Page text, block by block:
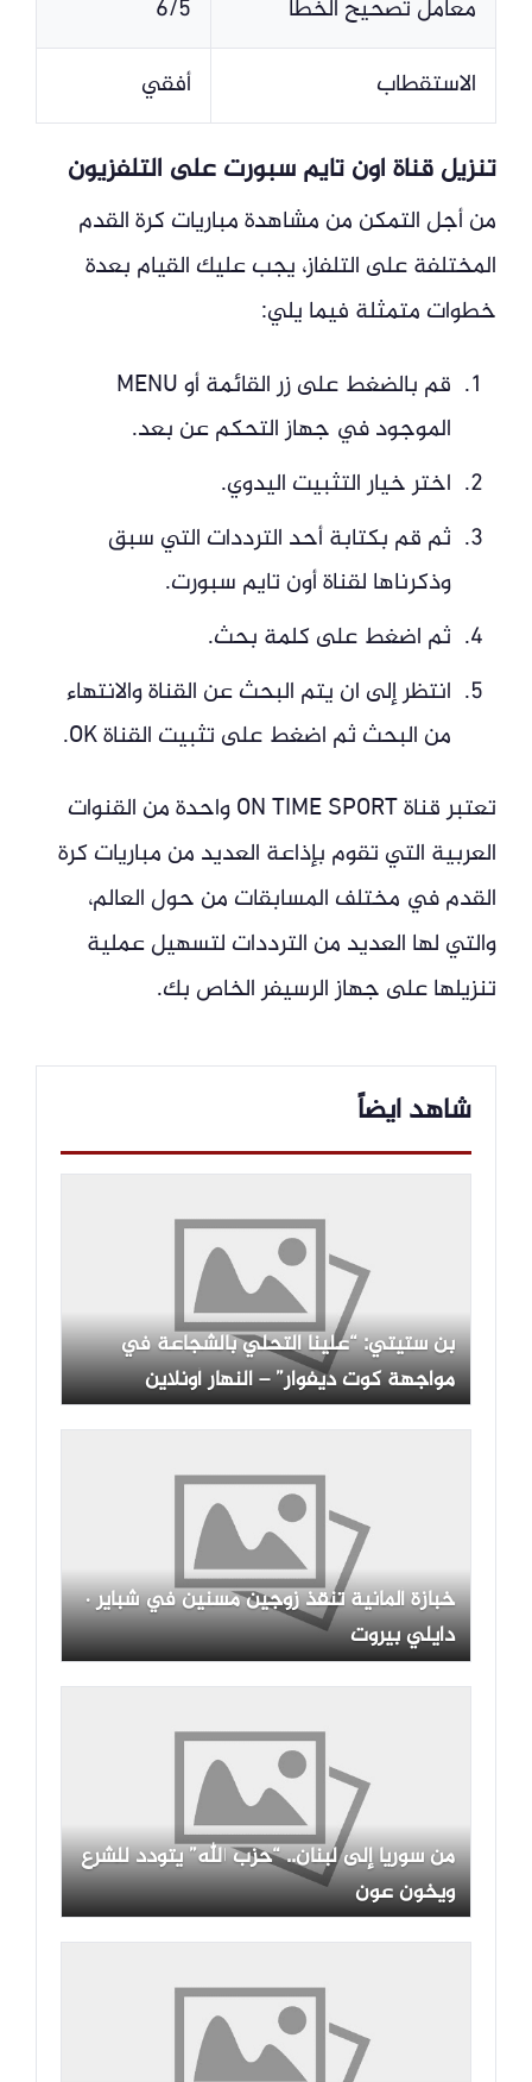
معامل تصحيح الخطأ
6/5
الاستقطاب
أفقي
تنزيل قناة اون تايم سبورت على التلفزيون
من أجل التمكن من مشاهدة مباريات كرة القدم
المختلفة على التلفاز، يجب عليك القيام بعدة
خطوات متمثلة فيما يلي:
قم بالضغط على زر القائمة أو MENU
الموجود في جهاز التحكم عن بعد.
اختر خيار التثبيت اليدوي.
ثم قم بكتابة أحد الترددات التي سبق
وذكرناها لقناة أون تايم سبورت.
ثم اضغط على كلمة بحث.
انتظر إلى ان يتم البحث عن القناة والانتهاء
من البحث ثم اضغط على تثبيت القناة OK.
تعتبر قناة ON TIME SPORT واحدة من القنوات
العربية التي تقوم بإذاعة العديد من مباريات كرة
القدم في مختلف المسابقات من حول العالم،
والتي لها العديد من الترددات لتسهيل عملية
تنزيلها على جهاز الرسيفر الخاص بك.
شاهد ايضاً
بن ستيتي: “علينا التحلي بالشجاعة في
مواجهة كوت ديفوار” – النهار أونلاين
خبازة ألمانية تنقذ زوجين مسنين في شباير ·
دايلي بيروت
من سوريا إلى لبنان.. “حزب الله” يتودد للشرع
ويخون عون